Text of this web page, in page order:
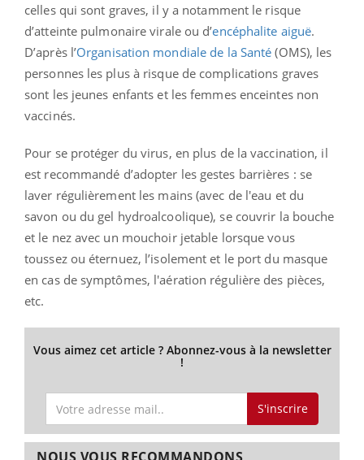
celles qui sont graves, il y a notamment le risque
d’atteinte pulmonaire virale ou d’encéphalite aiguë.
D’après l’Organisation mondiale de la Santé (OMS), les
personnes les plus à risque de complications graves
sont les jeunes enfants et les femmes enceintes non
vaccinés.
Pour se protéger du virus, en plus de la vaccination, il
est recommandé d’adopter les gestes barrières : se
laver régulièrement les mains (avec de l'eau et du
savon ou du gel hydroalcoolique), se couvrir la bouche
et le nez avec un mouchoir jetable lorsque vous
toussez ou éternuez, l’isolement et le port du masque
en cas de symptômes, l'aération régulière des pièces,
etc.
Vous aimez cet article ? Abonnez-vous à la newsletter
!
S'inscrire